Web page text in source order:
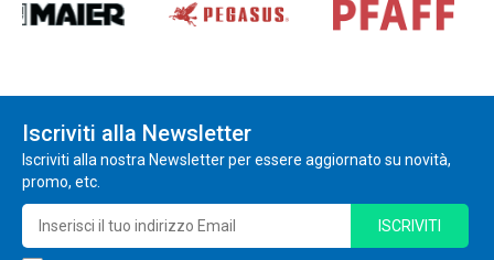
Iscriviti alla Newsletter
Iscriviti alla nostra Newsletter per essere aggiornato su novità,
promo, etc.
ISCRIVITI